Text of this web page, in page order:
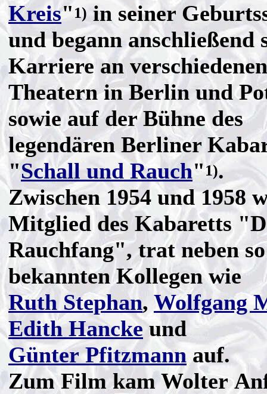
Kreis"1) in seiner
und begann anschließend
Karriere an verschiedenen
Theatern in Berlin und
sowie auf der Bühne des
legendären Berliner
"Schall und Rauch"1).
Zwischen 1954 und 1958
Mitglied des Kabaretts
Rauchfang", trat neben so
bekannten Kollegen wie
Ruth Stephan, Wolfgang
Edith Hanckeund
Günter Pfitzmannauf.
Zum Film kam Wolter